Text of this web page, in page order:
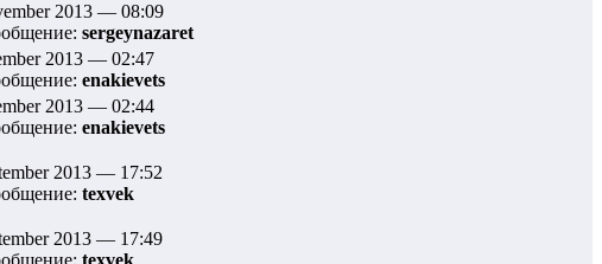
2013 — 08:09
sergeynazaret
2013 — 02:47
enakievets
2013 — 02:44
enakievets
2013 — 17:52
texvek
2013 — 17:49